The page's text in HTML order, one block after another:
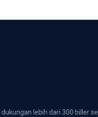
lebih dari 300 biller